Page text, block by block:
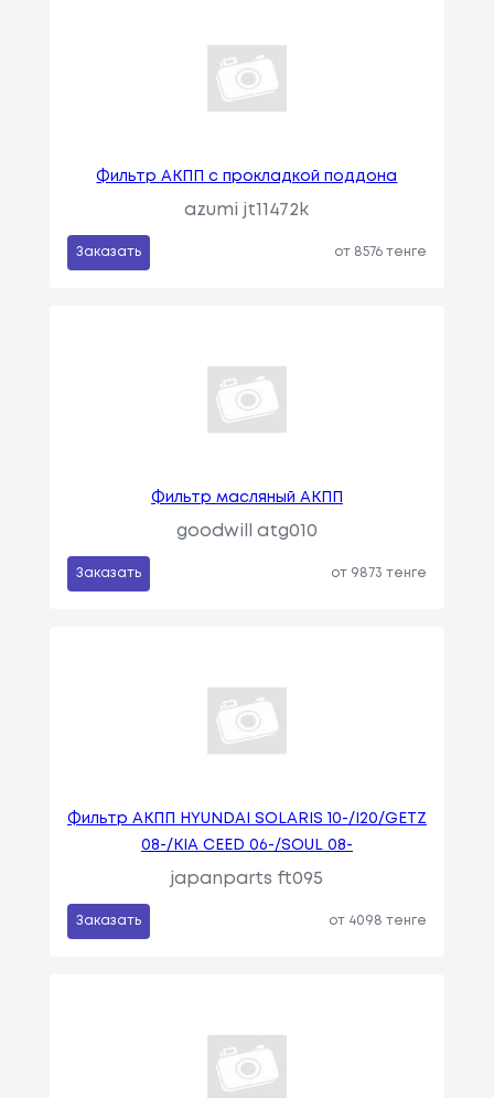
Фильтр АКПП с прокладкой поддона
azumi jt11472k
Заказать от 8576 тенге
Фильтр масляный АКПП
goodwill atg010
Заказать от 9873 тенге
Фильтр АКПП HYUNDAI SOLARIS 10-/I20/GETZ
08-/KIA CEED 06-/SOUL 08-
japanparts ft095
Заказать от 4098 тенге